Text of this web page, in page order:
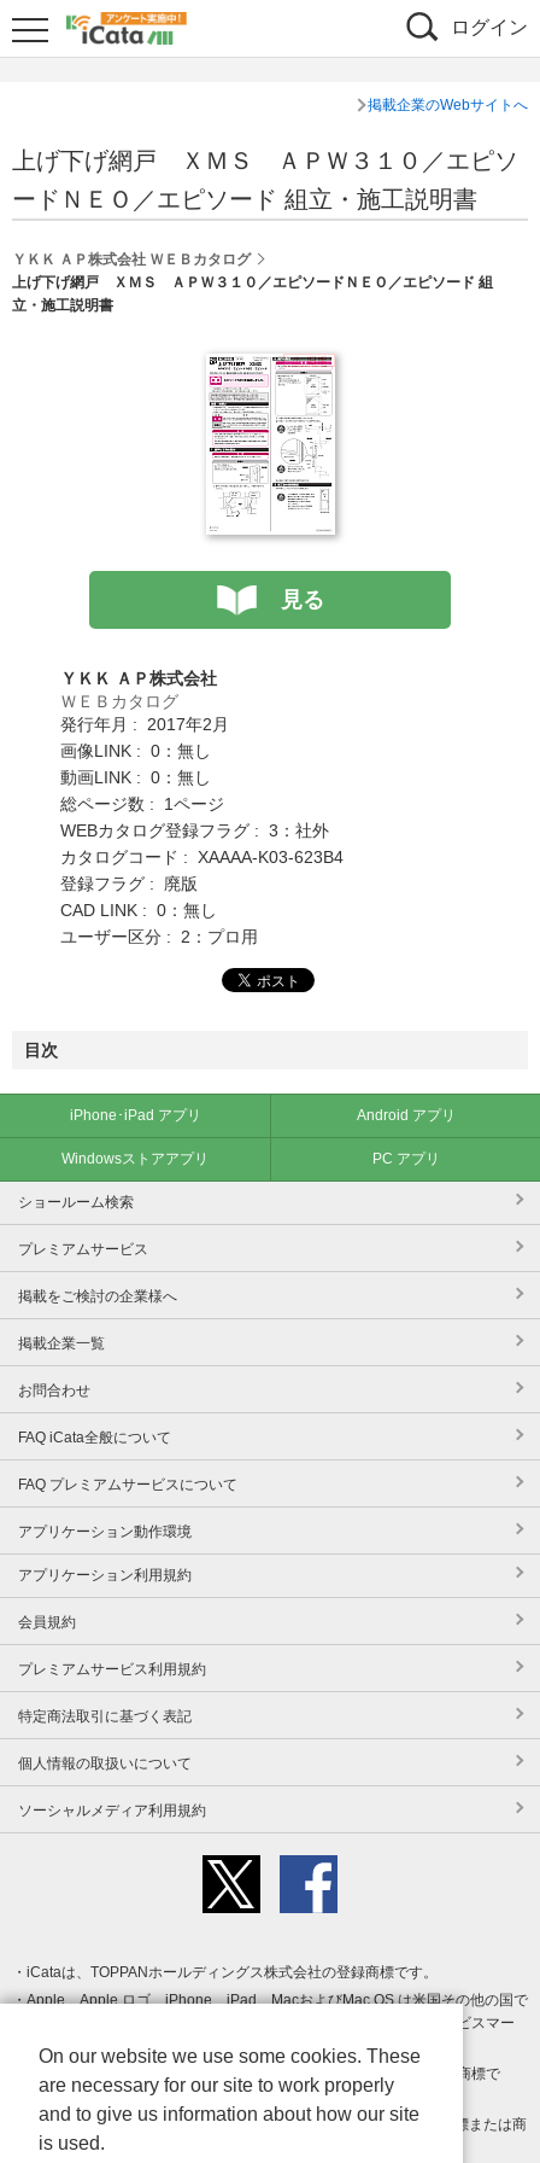
ログイン
掲載企業のWebサイトへ
上げ下げ網戸 ＸＭＳ ＡＰＷ３１０／エピソ
ードＮＥＯ／エピソード 組立・施工説明書
ＹＫＫ ＡＰ株式会社 ＷＥＢカタログ
上げ下げ網戸 ＸＭＳ ＡＰＷ３１０／エピソードＮＥＯ／エピソード 組
立・施工説明書
見る
ＹＫＫ ＡＰ株式会社
ＷＥＢカタログ
発行年月 : 2017年2月
画像LINK : 0：無し
動画LINK : 0：無し
総ページ数 : 1ページ
WEBカタログ登録フラグ : 3：社外
カタログコード : XAAAA-K03-623B4
登録フラグ : 廃版
CAD LINK : 0：無し
ユーザー区分 : 2：プロ用
目次
iPhone･iPad アプリ Android アプリ
Windowsストアアプリ PC アプリ
ショールーム検索
プレミアムサービス
掲載をご検討の企業様へ
掲載企業一覧
お問合わせ
FAQ iCata全般について
FAQ プレミアムサービスについて
アプリケーション動作環境
アプリケーション利用規約
会員規約
プレミアムサービス利用規約
特定商法取引に基づく表記
個人情報の取扱いについて
ソーシャルメディア利用規約
iCataは、TOPPANホールディングス株式会社の登録商標です。
Apple、Apple ロゴ、iPhone、iPad、MacおよびMac OS は米国その他の国で
登録された Apple Inc. の商標です。App Store は Apple Inc. のサービスマー
クです。
Android、Google Play および Google Play ロゴ は Google LLC の商標で
す。
Windows は Microsoft Inc.の米国およびその他の国における登録商標または商
標です。
On our website we use some cookies. These
are necessary for our site to work properly
and to give us information about how our site
is used.